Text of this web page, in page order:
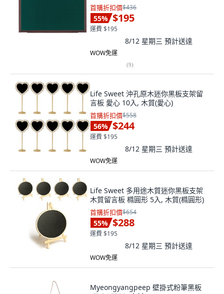
首購折扣價$436
55% $195
運費 $195
8/12 星期三 預計送達
WOW免運
(9)
Life Sweet 沖孔原木迷你黑板支架留
言板 愛心 10入, 木質(愛心)
首購折扣價$558
56% $244
運費 $195
8/12 星期三 預計送達
WOW免運
Life Sweet 多用途木質迷你黑板支架
木質留言板 橢圓形 5入, 木質(橢圓形)
首購折扣價$654
55% $288
運費 $195
8/12 星期三 預計送達
WOW免運
Myeongyangpeep 壁掛式粉筆黑板